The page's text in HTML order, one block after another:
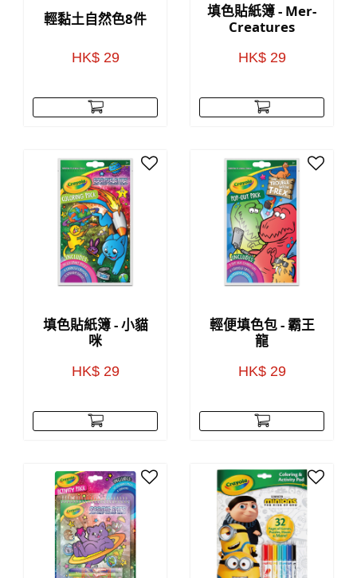
輕黏土自然色8件
HK$ 29
填色貼紙簿 - Mer-
Creatures
HK$ 29
填色貼紙簿 - 小貓
咪
HK$ 29
輕便填色包 - 霸王
龍
HK$ 29